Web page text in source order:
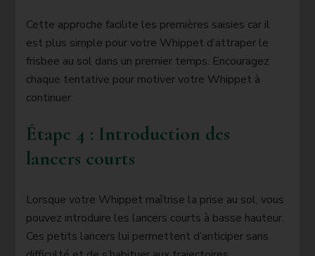
Cette approche facilite les premières saisies car il
est plus simple pour votre Whippet d’attraper le
frisbee au sol dans un premier temps. Encouragez
chaque tentative pour motiver votre Whippet à
continuer.
Étape 4 : Introduction des
lancers courts
Lorsque votre Whippet maîtrise la prise au sol, vous
pouvez introduire les lancers courts à basse hauteur.
Ces petits lancers lui permettent d’anticiper sans